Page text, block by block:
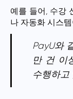
예를 들어, 수강
나 자동화 시스
PayU와
만 건 이
수행하고